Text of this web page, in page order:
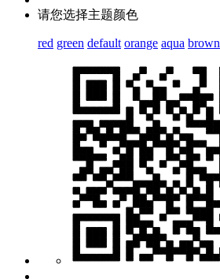
请您选择主题颜色
red green default orange aqua brown